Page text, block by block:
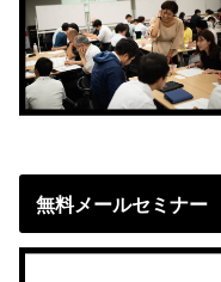
無料メールセミナー